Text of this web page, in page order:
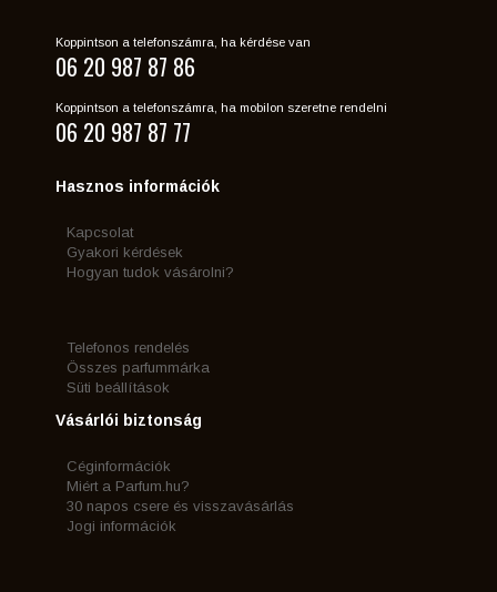
Koppintson a telefonszámra, ha kérdése van
06 20 987 87 86
Koppintson a telefonszámra, ha mobilon szeretne rendelni
06 20 987 87 77
Hasznos információk
Kapcsolat
Gyakori kérdések
Hogyan tudok vásárolni?
Telefonos rendelés
Összes parfummárka
Süti beállítások
Vásárlói biztonság
Céginformációk
Miért a Parfum.hu?
30 napos csere és visszavásárlás
Jogi információk